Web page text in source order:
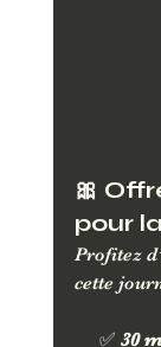
🎀
pour
Profitez
cette
✅ 30